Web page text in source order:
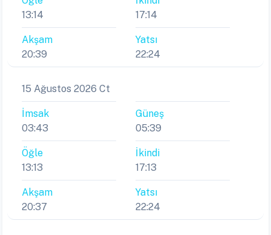
13:14
17:14
Akşam
20:39
Yatsı
22:24
15 Ağustos 2026 Ct
İmsak
03:43
Güneş
05:39
Öğle
13:13
İkindi
17:13
Akşam
20:37
Yatsı
22:24